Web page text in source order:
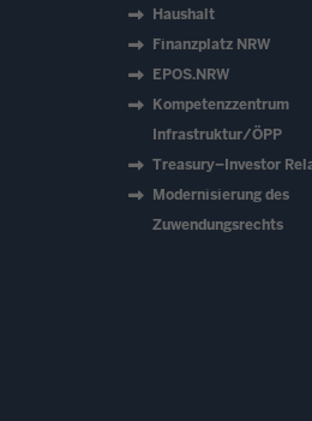
Haushalt
Finanzplatz NRW
EPOS.NRW
Kompetenzzentrum
Infrastruktur/ÖPP
Treasury–Investor
Modernisierung des
Zuwendungsrechts